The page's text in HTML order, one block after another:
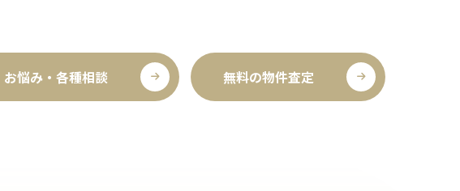
お悩み・各種相談 無料の物件査定